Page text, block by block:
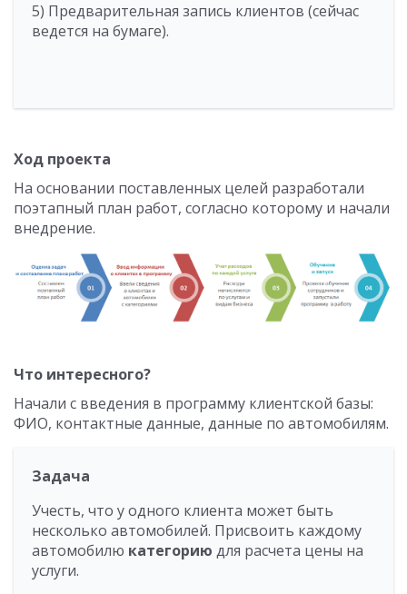
5) Предварительная запись клиентов (сейчас
ведется на бумаге).
Ход проекта
На основании поставленных целей разработали
поэтапный план работ, согласно которому и начали
внедрение.
Что интересного?
Начали с введения в программу клиентской базы:
ФИО, контактные данные, данные по автомобилям.
Задача
Учесть, что у одного клиента может быть
несколько автомобилей. Присвоить каждому
автомобилю категорию для расчета цены на
услуги.